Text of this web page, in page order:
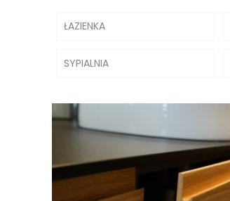
ŁAZIENKA
SYPIALNIA